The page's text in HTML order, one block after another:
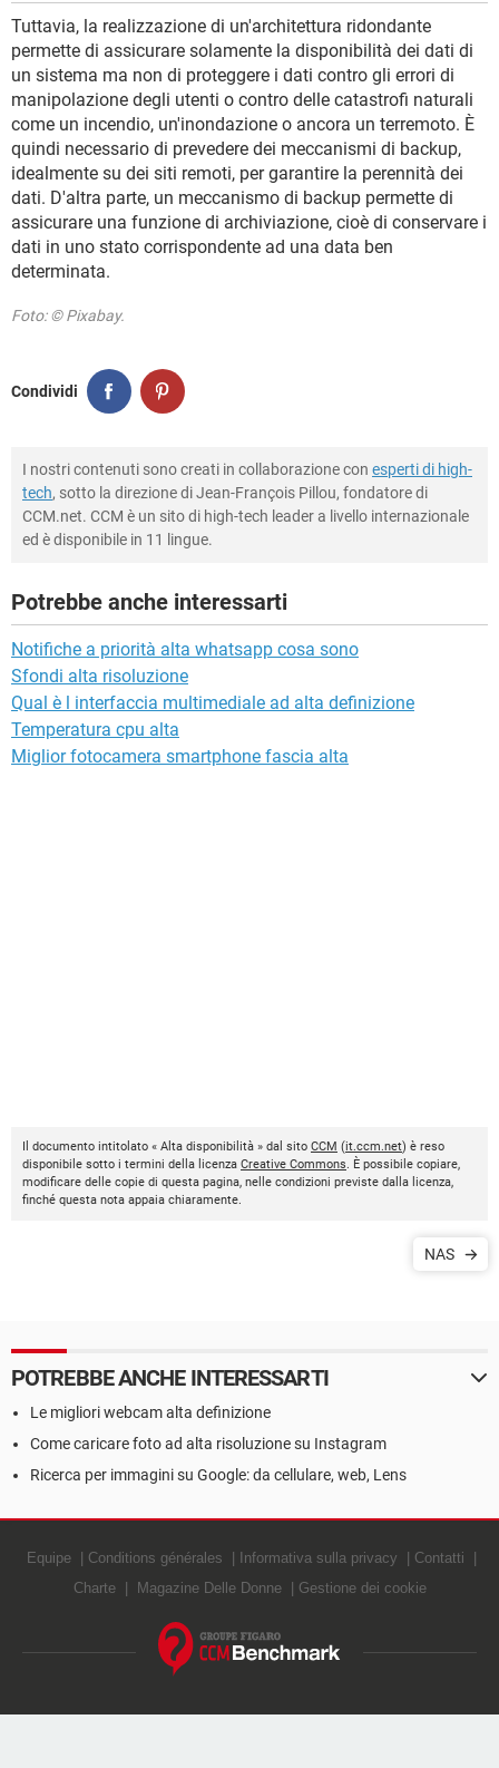
Tuttavia, la realizzazione di un'architettura ridondante
permette di assicurare solamente la disponibilità dei dati di
un sistema ma non di proteggere i dati contro gli errori di
manipolazione degli utenti o contro delle catastrofi naturali
come un incendio, un'inondazione o ancora un terremoto. È
quindi necessario di prevedere dei meccanismi di backup,
idealmente su dei siti remoti, per garantire la perennità dei
dati. D'altra parte, un meccanismo di backup permette di
assicurare una funzione di archiviazione, cioè di conservare i
dati in uno stato corrispondente ad una data ben
determinata.
Foto: © Pixabay.
Condividi
I nostri contenuti sono creati in collaborazione con esperti di high-
tech, sotto la direzione di Jean-François Pillou, fondatore di
CCM.net. CCM è un sito di high-tech leader a livello internazionale
ed è disponibile in 11 lingue.
Potrebbe anche interessarti
Notifiche a priorità alta whatsapp cosa sono
Sfondi alta risoluzione
Qual è l interfaccia multimediale ad alta definizione
Temperatura cpu alta
Miglior fotocamera smartphone fascia alta
Il documento intitolato « Alta disponibilità » dal sito CCM (it.ccm.net) è reso
disponibile sotto i termini della licenza Creative Commons. È possibile copiare,
modificare delle copie di questa pagina, nelle condizioni previste dalla licenza,
finché questa nota appaia chiaramente.
NAS
POTREBBE ANCHE INTERESSARTI
Le migliori webcam alta definizione
Come caricare foto ad alta risoluzione su Instagram
Ricerca per immagini su Google: da cellulare, web, Lens
Equipe Conditions générales Informativa sulla privacy
Contatti
Charte
Magazine Delle Donne Gestione dei cookie